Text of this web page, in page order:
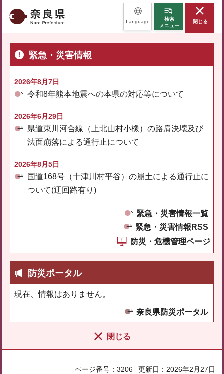
奈良県 Language
検索
メニュー
閉じる
緊急・災害情報
2026年8月7日
令和8年熊本地震への本県の対応等について
2026年6月29日
県道東川河合線（上北山村小橡）の路肩決壊及び
法面崩落による通行止について
2026年8月5日
国道168号（十津川村平谷）の崩土による通行止に
ついて(迂回路有り)
緊急・災害情報一覧
緊急・災害情報RSS
防災・危機管理ページ
防災ポータル
現在、情報はありません。
奈良県防災ポータル
閉じる
ページ番号：3206 更新日：2026年2月27日